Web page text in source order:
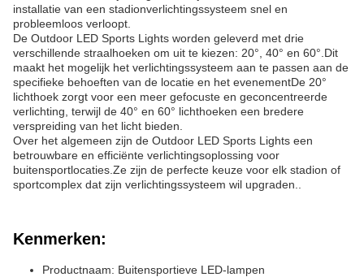
installatie van een stadionverlichtingssysteem snel en
probleemloos verloopt.
De Outdoor LED Sports Lights worden geleverd met drie
verschillende straalhoeken om uit te kiezen: 20°, 40° en 60°.Dit
maakt het mogelijk het verlichtingssysteem aan te passen aan de
specifieke behoeften van de locatie en het evenementDe 20°
lichthoek zorgt voor een meer gefocuste en geconcentreerde
verlichting, terwijl de 40° en 60° lichthoeken een bredere
verspreiding van het licht bieden.
Over het algemeen zijn de Outdoor LED Sports Lights een
betrouwbare en efficiënte verlichtingsoplossing voor
buitensportlocaties.Ze zijn de perfecte keuze voor elk stadion of
sportcomplex dat zijn verlichtingssysteem wil upgraden..
Kenmerken:
Productnaam: Buitensportieve LED-lampen